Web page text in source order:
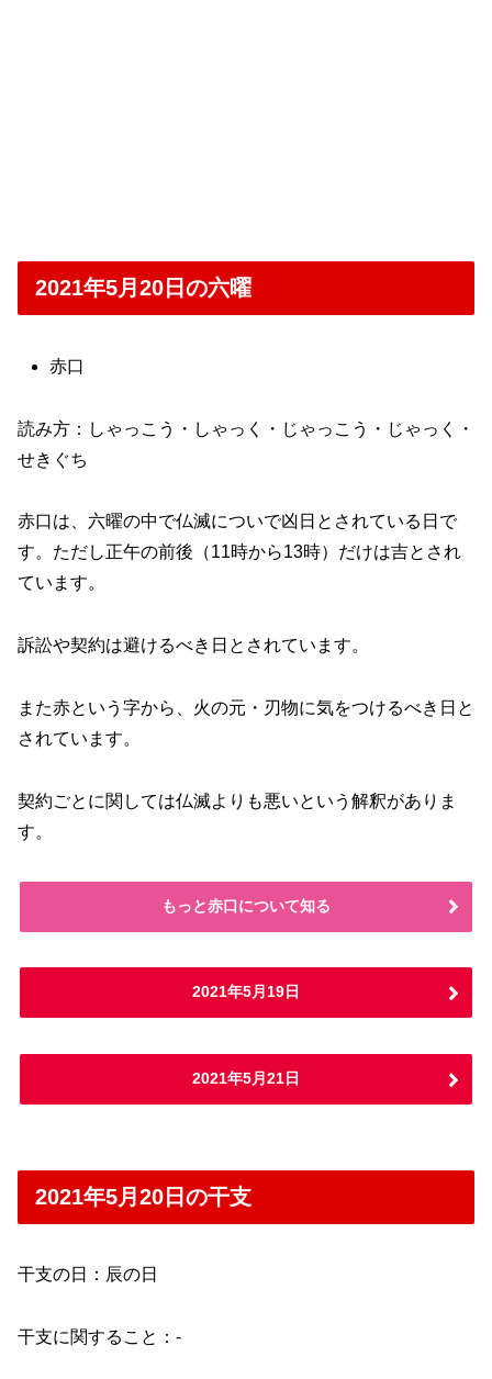
2021年5月20日の六曜
赤口
読み方：しゃっこう・しゃっく・じゃっこう・じゃっく・
せきぐち
赤口は、六曜の中で仏滅についで凶日とされている日で
す。ただし正午の前後（11時から13時）だけは吉とされ
ています。
訴訟や契約は避けるべき日とされています。
また赤という字から、火の元・刃物に気をつけるべき日と
されています。
契約ごとに関しては仏滅よりも悪いという解釈がありま
す。
もっと赤口について知る
2021年5月19日
2021年5月21日
2021年5月20日の干支
干支の日：辰の日
干支に関すること：-